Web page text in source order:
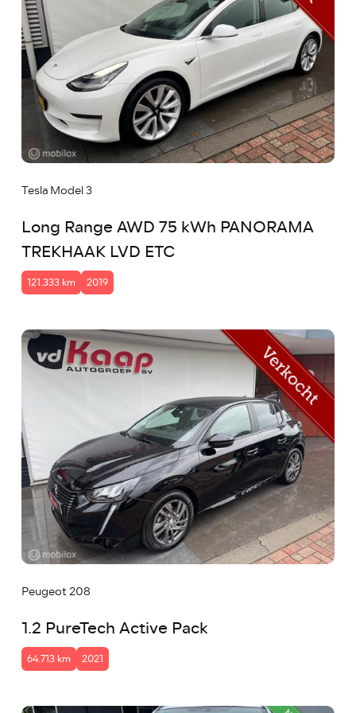
Tesla Model 3
Long Range AWD 75 kWh PANORAMA
TREKHAAK LVD ETC
121.333 km 2019
Peugeot 208
1.2 PureTech Active Pack
64.713 km 2021